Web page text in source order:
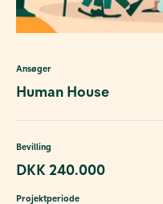
Ansøger
Human House
Bevilling
DKK 240.000
Projektperiode